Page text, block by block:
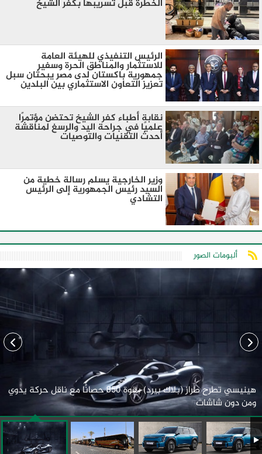
الخطرة قبل تسريبها بكفر الشيخ
الرئيس التنفيذي للهيئة العامة
للاستثمار والمناطق الحرة وسفير
جمهورية باكستان لدى مصر يبحثان سبل
تعزيز التعاون الاستثماري بين البلدين
نقابة أطباء كفر الشيخ تحتضن مؤتمرًا
علميًا في جراحة اليد والرسغ لمناقشة
أحدث التقنيات والتوصيات
وزير الخارجية يسلم رسالة خطية من
السيد رئيس الجمهورية إلى الرئيس
التشادي
ألبومات الصور
هينيسي تطرح طراز (بلاك بيرد) بقوة 850 حصانًا مع ناقل حركة يدوي
ومن دون شاشات